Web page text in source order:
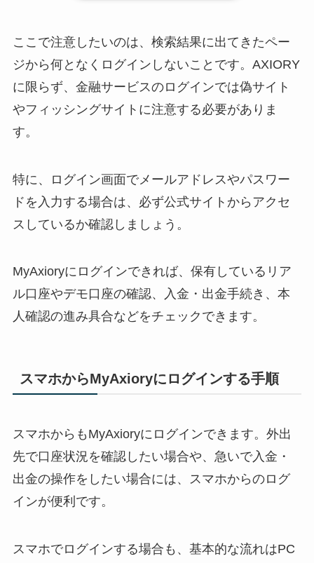
ここで注意したいのは、検索結果に出てきたペー
ジから何となくログインしないことです。AXIORY
に限らず、金融サービスのログインでは偽サイト
やフィッシングサイトに注意する必要がありま
す。
特に、ログイン画面でメールアドレスやパスワー
ドを入力する場合は、必ず公式サイトからアクセ
スしているか確認しましょう。
MyAxioryにログインできれば、保有しているリア
ル口座やデモ口座の確認、入金・出金手続き、本
人確認の進み具合などをチェックできます。
スマホからMyAxioryにログインする手順
スマホからもMyAxioryにログインできます。外出
先で口座状況を確認したい場合や、急いで入金・
出金の操作をしたい場合には、スマホからのログ
インが便利です。
スマホでログインする場合も、基本的な流れはPC